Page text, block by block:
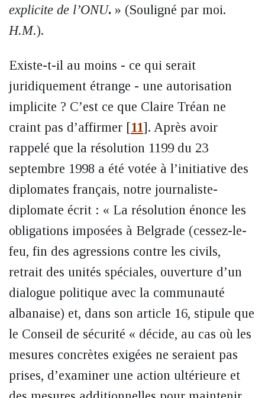
explicite de l’ONU. » (Souligné par moi.
H.M.).
Existe-t-il au moins - ce qui serait
juridiquement étrange - une autorisation
implicite ? C’est ce que Claire Tréan ne
craint pas d’affirmer [11] . Après avoir
rappelé que la résolution 1199 du 23
septembre 1998 a été votée à l’initiative des
diplomates français, notre journaliste-
diplomate écrit : « La résolution énonce les
obligations imposées à Belgrade (cessez-le-
feu, fin des agressions contre les civils,
retrait des unités spéciales, ouverture d’un
dialogue politique avec la communauté
albanaise) et, dans son article 16, stipule que
le Conseil de sécurité « décide, au cas où les
mesures concrètes exigées ne seraient pas
prises, d’examiner une action ultérieure et